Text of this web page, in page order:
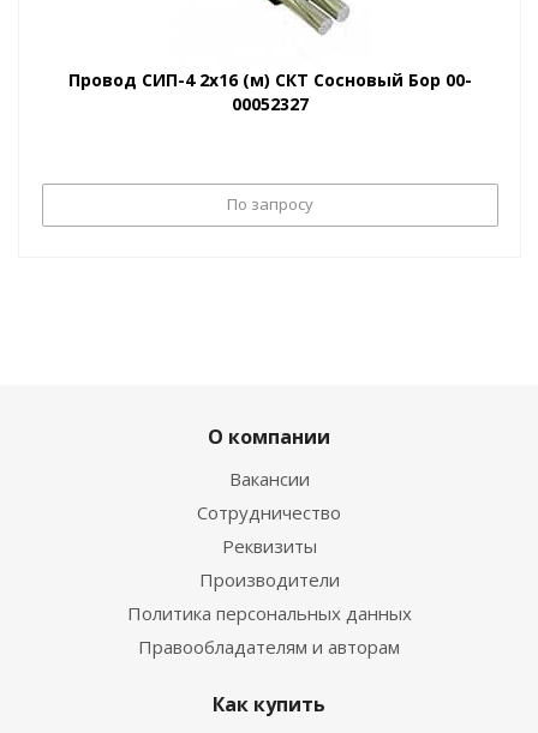
Провод СИП-4 2х16 (м) СКТ Сосновый Бор 00-
00052327
По запросу
О компании
Вакансии
Сотрудничество
Реквизиты
Производители
Политика персональных данных
Правообладателям и авторам
Как купить